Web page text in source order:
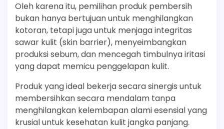
Oleh karena itu, pemilihan produk pembersih
bukan hanya bertujuan untuk menghilangkan
kotoran, tetapi juga untuk menjaga integritas
sawar kulit (skin barrier), menyeimbangkan
produksi sebum, dan mencegah timbulnya iritasi
yang dapat memicu penggelapan kulit.
Produk yang ideal bekerja secara sinergis untuk
membersihkan secara mendalam tanpa
menghilangkan kelembapan alami esensial yang
krusial untuk kesehatan kulit jangka panjang.